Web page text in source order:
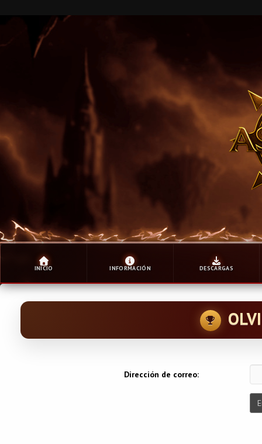
INICIO INFORMACIÓN DESCARGAS
Dirección de correo: